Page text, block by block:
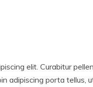
elit. Curabitur
adipiscing porta tellus,